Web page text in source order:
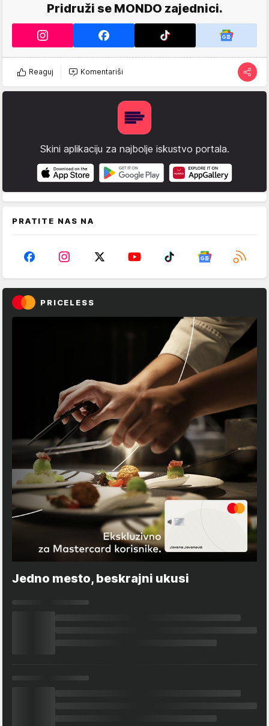
Pridruži se MONDO zajednici.
Reaguj Komentariši
Skini aplikaciju za najbolje iskustvo portala.
PRATITE NAS NA
PRICELESS
Jedno mesto, beskrajni ukusi